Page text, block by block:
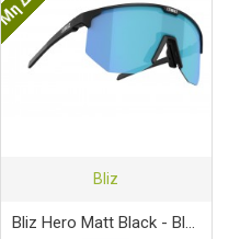
Bliz
Bliz Hero Matt Black - Blue Lens